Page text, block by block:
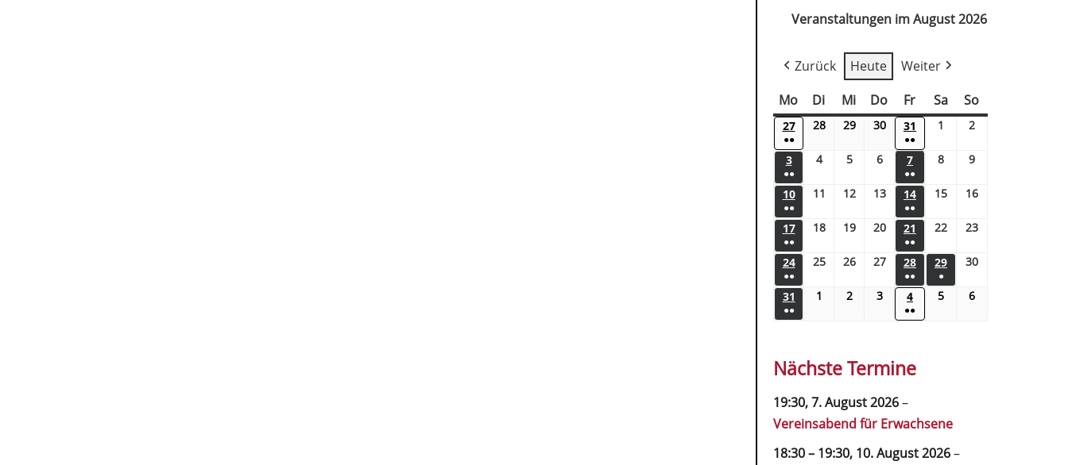
Veranstaltungen im August 2026
Zurück Heute
Weiter
Mo
Di Mi Do Fr Sa So
27
●●
28 29 30 31
●●
1 2
3
●●
4 5 6 7
●●
8 9
10
●●
11 12 13 14
●●
15 16
17
●●
18 19 20 21
●●
22 23
24
●●
25 26 27 28
●●
29
●
30
31
●●
1 2 3 4
●●
5 6
Nächste Termine
19:30,7. August 2026–
Vereinsabend für Erwachsene
18:30– 19:30, 10. August 2026–